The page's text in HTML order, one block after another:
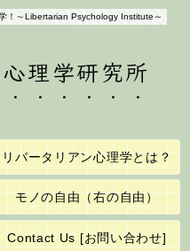
！～Libertarian Psychology Institute～
理学研究所
リバータリアン心理学とは？
モノの自由（右の自由）
Contact Us [お問い合わせ]